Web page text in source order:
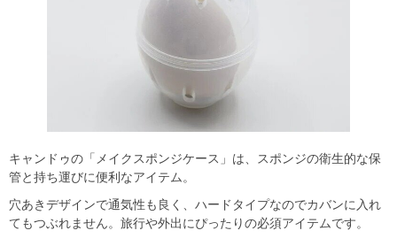
キャンドゥの「メイクスポンジケース」は、スポンジの衛生的な保
管と持ち運びに便利なアイテム。
穴あきデザインで通気性も良く、ハードタイプなのでカバンに入れ
てもつぶれません。旅行や外出にぴったりの必須アイテムです。